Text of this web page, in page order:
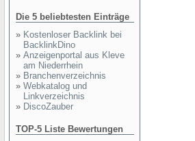
Die 5 beliebtesten Einträge
» Kostenloser Backlink bei
BacklinkDino
» Anzeigenportal aus Kleve
am Niederrhein
» Branchenverzeichnis
» Webkatalog und
Linkverzeichnis
» DiscoZauber
TOP-5 Liste Bewertungen